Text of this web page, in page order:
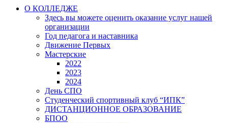
О КОЛЛЕДЖЕ
Здесь вы можете оценить оказание услуг нашей
организации
Год педагога и наставника
Движение Первых
Мастерские
2022
2023
2024
День СПО
Студенческий спортивный клуб “ИПК”
ДИСТАНЦИОННОЕ ОБРАЗОВАНИЕ
БПОО